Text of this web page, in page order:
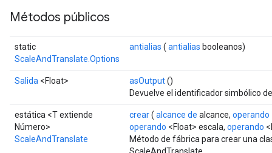
Métodos públicos
static
ScaleAndTranslate.Options
antialias ( antialias booleanos)
Salida <Float> asOutput()
Devuelve el identificador simbólico
estática <T extiende
Número>
ScaleAndTranslate
crear( alcance de alcance, operando
operando <Float> escala, operando
Método de fábrica para crear una